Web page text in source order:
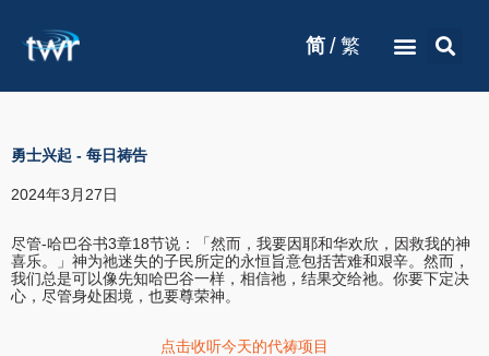
简 / 繁
勇士兴起 - 每日祷告
2024年3月27日
尽管-哈巴谷书3章18节说：「然而，我要因耶和华欢欣，因救我的神
喜乐。」神为祂迷失的子民所定的永恒旨意包括苦难和艰辛。然而，
我们总是可以像先知哈巴谷一样，相信祂，结果交给祂。你要下定决
心，尽管身处困境，也要尊荣神。
点击收听今天的代祷项目